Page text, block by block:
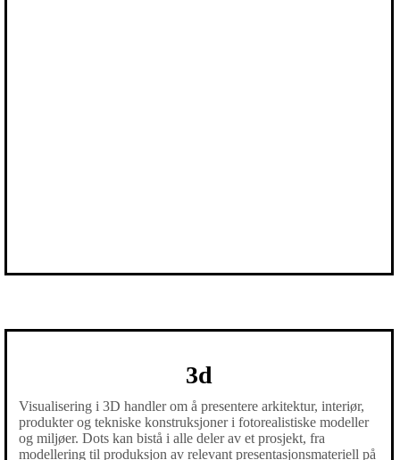
3d
Visualisering i 3D handler om å presentere arkitektur, interiør,
produkter og tekniske konstruksjoner i fotorealistiske modeller
og miljøer. Dots kan bistå i alle deler av et prosjekt, fra
modellering til produksjon av relevant presentasjonsmateriell på